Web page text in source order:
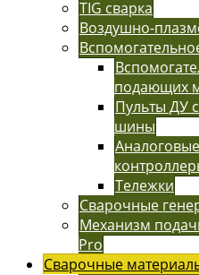
TIG сварка
Воздушно-
подающих
Пульты ДУ
шины
Тележки
Сварочные
Механизм
Pro
Сварочные